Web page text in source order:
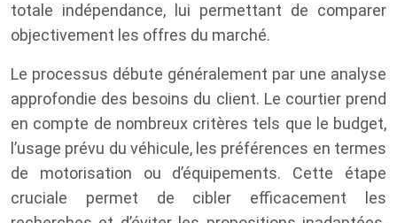
totale indépendance, lui permettant de comparer
objectivement les offres du marché.
Le processus débute généralement par une analyse
approfondie des besoins du client. Le courtier prend
en compte de nombreux critères tels que le budget,
l’usage prévu du véhicule, les préférences en termes
de motorisation ou d’équipements. Cette étape
cruciale permet de cibler efficacement les